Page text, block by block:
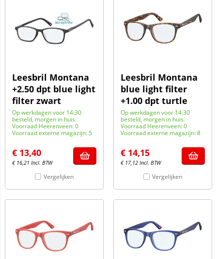
Leesbril Montana
+2.50 dpt blue light
filter zwart
Op werkdagen voor 14:30
besteld, morgen in huis.
Voorraad Heerenveen: 0
Voorraad externe magazijn: 5
€ 13,40
€ 16,21 Incl. BTW
Vergelijken
Leesbril Montana
blue light filter
+1.00 dpt turtle
Op werkdagen voor 14:30
besteld, morgen in huis.
Voorraad Heerenveen: 0
Voorraad externe magazijn: 8
€ 14,15
€ 17,12 Incl. BTW
Vergelijken